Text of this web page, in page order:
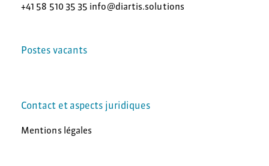
+41 58 510 35 35 info@diartis.solutions
Postes vacants
Contact et aspects juridiques
Mentions légales